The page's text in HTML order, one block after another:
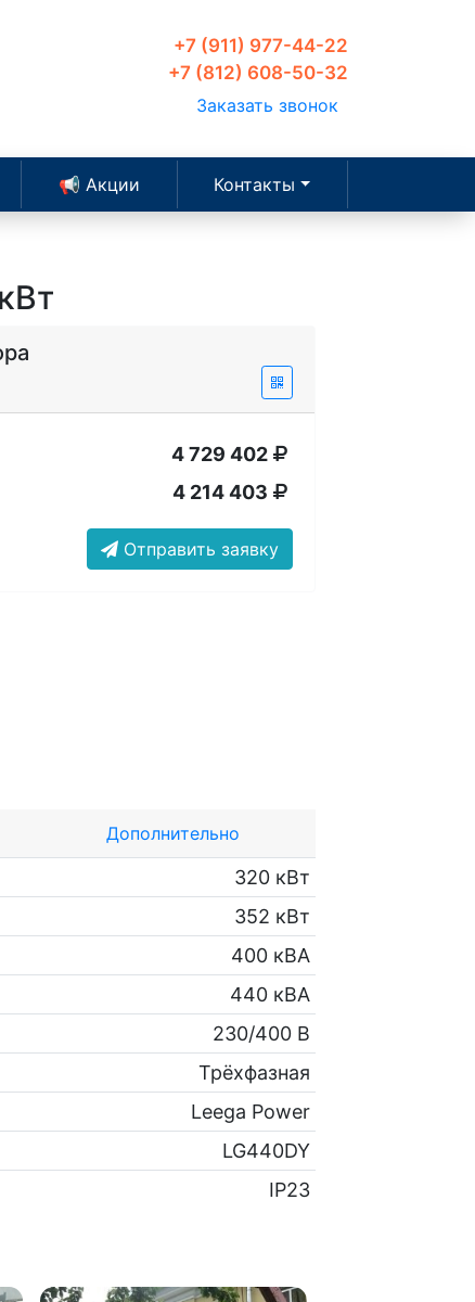
+7 (911) 977-44-22
+7 (812) 608-50-32
Заказать звонок
📢 Акции Контакты
4 729 402
4 214 403
Отправить заявку
Дополнительно
320 кВт
352 кВт
400 кВА
440 кВА
230/400 В
Трёхфазная
Leega Power
LG440DY
IP23